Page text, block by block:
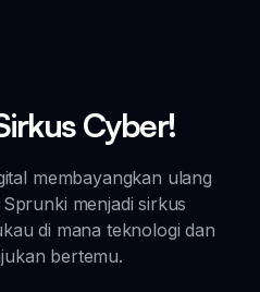
Cyber!
membayangkan ulang
menjadi sirkus
di mana teknologi dan
bertemu.